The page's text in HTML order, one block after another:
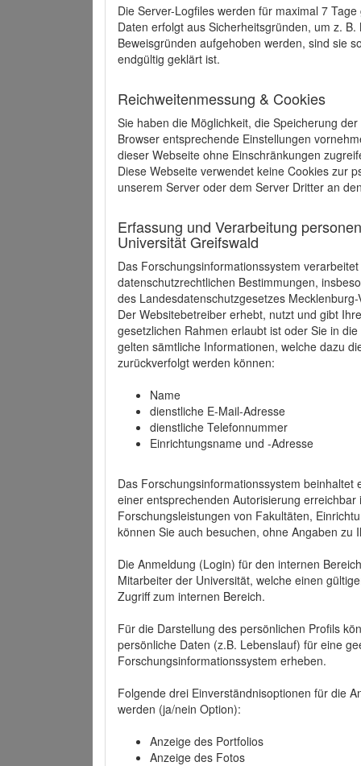
Die Server-Logfiles werden für maximal 7
Daten erfolgt aus Sicherheitsgründen, um z.
Beweisgründen aufgehoben werden, sind sie
endgültig geklärt ist.
Reichweitenmessung & Cookies
Sie haben die Möglichkeit, die Speicherung
Browser entsprechende Einstellungen
dieser Webseite ohne Einschränkungen
Diese Webseite verwendet keine Cookies zur
unserem Server oder dem Server Dritter an
Erfassung und Verarbeitung
Universität Greifswald
Das Forschungsinformationssystem
datenschutzrechtlichen Bestimmungen,
des Landesdatenschutzgesetzes
Der Websitebetreiber erhebt, nutzt und gibt
gesetzlichen Rahmen erlaubt ist oder Sie in
gelten sämtliche Informationen, welche dazu
zurückverfolgt werden können:
Name
dienstliche E-Mail-Adresse
dienstliche Telefonnummer
Einrichtungsname und -Adresse
Das Forschungsinformationssystem beinhaltet
einer entsprechenden Autorisierung
Forschungsleistungen von Fakultäten,
können Sie auch besuchen, ohne Angaben zu
Die Anmeldung (Login) für den internen
Mitarbeiter der Universität, welche einen
Zugriff zum internen Bereich.
Für die Darstellung des persönlichen Profils
persönliche Daten (z.B. Lebenslauf) für eine
Forschungsinformationssystem erheben.
Folgende drei Einverständnisoptionen für die
werden (ja/nein Option):
Anzeige des Portfolios
Anzeige des Fotos